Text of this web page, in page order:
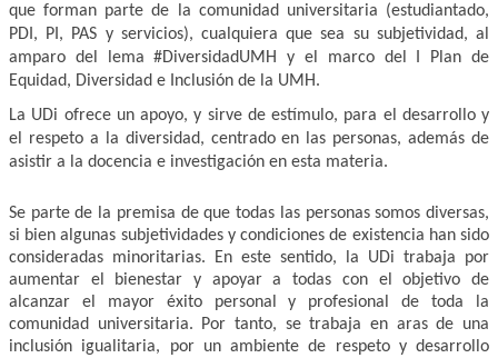
que forman parte de la comunidad universitaria (estudiantado,
PDI, PI, PAS y servicios), cualquiera que sea su subjetividad, al
amparo del lema #DiversidadUMH y el marco del I Plan de
Equidad, Diversidad e Inclusión de la UMH.
La UDi ofrece un apoyo, y sirve de estímulo, para el desarrollo y
el respeto a la diversidad, centrado en las personas, además de
asistir a la docencia e investigación en esta materia.
Se parte de la premisa de que todas las personas somos diversas,
si bien algunas subjetividades y condiciones de existencia han sido
consideradas minoritarias. En este sentido, la UDi trabaja por
aumentar el bienestar y apoyar a todas con el objetivo de
alcanzar el mayor éxito personal y profesional de toda la
comunidad universitaria. Por tanto, se trabaja en aras de una
inclusión igualitaria, por un ambiente de respeto y desarrollo